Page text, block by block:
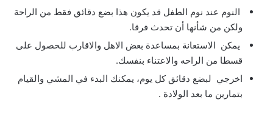
النوم عند نوم الطفل قد يكون هذا بضع دقائق فقط من الراحة
ولكن من شأنها أن تحدث فرقا.
يمكن الاستعانة بمساعدة بعض الاهل والاقارب للحصول على
قسطا من الراحه والاعتناء بنفسك.
اخرجي لبضع دقائق كل يوم، يمكنك البدء في المشي والقيام
بتمارين ما بعد الولادة .